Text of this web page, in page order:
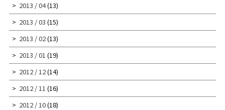
2013 / 04(13)
2013 / 03 (15)
2013 / 02(13)
2013 / 01 (19)
2012 / 12(14)
2012 / 11 (16)
2012 / 10(18)